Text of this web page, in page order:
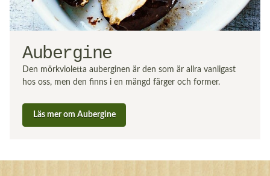
Aubergine
Den mörkvioletta auberginen är den som är allra vanligast
hos oss, men den finns i en mängd färger och former.
Läs mer om Aubergine